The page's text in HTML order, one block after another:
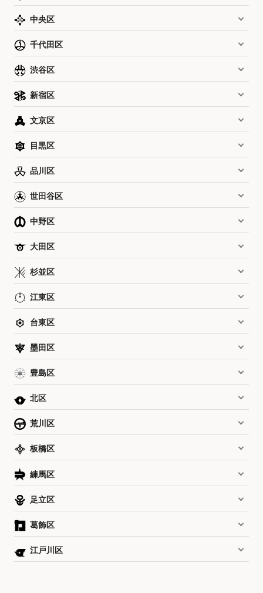
中央区
千代田区
渋谷区
新宿区
文京区
目黒区
品川区
世田谷区
中野区
大田区
杉並区
江東区
台東区
墨田区
豊島区
北区
荒川区
板橋区
練馬区
足立区
葛飾区
江戸川区